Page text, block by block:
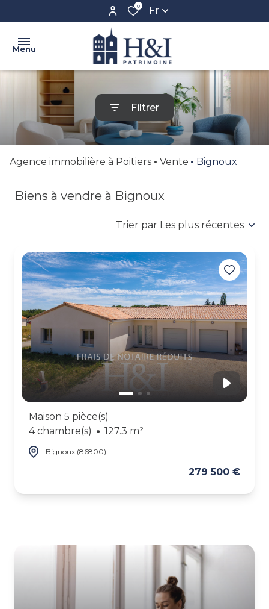
0 Fr
Menu
ACCUEIL
L'AGENCE
NOS
BIENS
VENTE
LOCATION
VENDUS
CONFIEZ
VOTRE
VOTRE
ALERTE
GESTION
LOCATIVE
Filtrer
Agence immobilière à Poitiers Vente Bignoux
Biens à vendre à Bignoux
Trier par Les plus récentes
Maison 5 pièce(s)
4 chambre(s)
127.3 m²
Bignoux (86800)
279 500 €